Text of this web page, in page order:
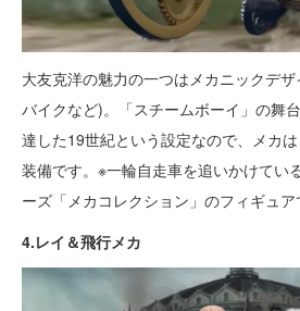
大友克洋の魅力の一つはメカニックデ
バイクなど)。「スチームボーイ」の舞
達した19世紀という設定なので、メカ
装備です。※一輪自走車を追いかけてい
ーズ「メカコレクション」のフィギュア
4.レイ＆飛行メカ